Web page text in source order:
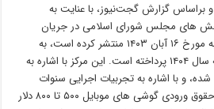
و براساس گزارش گجت‌نیوز، با عنایت به
های مجلس شورای اسلامی در جریان
گزارش های که در روز چهارشنبه مورخ ۱۶ آبان ۱۴۰۳ منتشر کرده است، به
بررسی تبصره‌های لایحه بودجه سال ۱۴۰۴ پرداخته است. این مرکز با اشاره به
و با اشاره به تجربیات اجرایی سنوات
گذشته دولت، پیشنهاد اصلاح حقوق ورودی گوشی های موبایل ۵۰۰ تا ۸۰۰ دلار